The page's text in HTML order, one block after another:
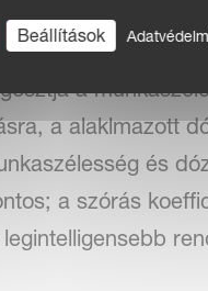
a
az esetben az
a
a alaklmazott
és
a szórás
Beállítások